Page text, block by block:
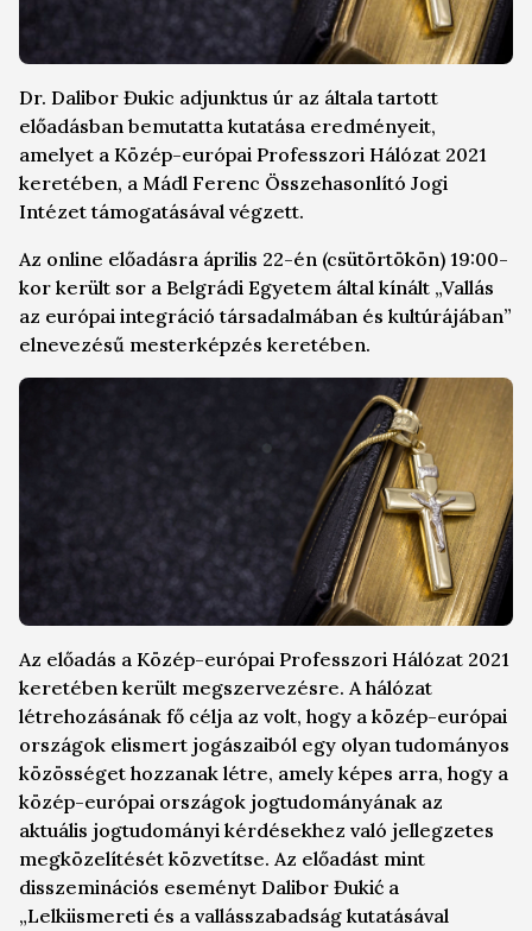
Dr. Dalibor Đukic adjunktus úr az általa tartott
előadásban bemutatta kutatása eredményeit,
amelyet a Közép-európai Professzori Hálózat 2021
keretében, a Mádl Ferenc Összehasonlító Jogi
Intézet támogatásával végzett.
Az online előadásra április 22-én (csütörtökön) 19:00-
kor került sor a Belgrádi Egyetem által kínált „Vallás
az európai integráció társadalmában és kultúrájában”
elnevezésű mesterképzés keretében.
Az előadás a Közép-európai Professzori Hálózat 2021
keretében került megszervezésre. A hálózat
létrehozásának fő célja az volt, hogy a közép-európai
országok elismert jogászaiból egy olyan tudományos
közösséget hozzanak létre, amely képes arra, hogy a
közép-európai országok jogtudományának az
aktuális jogtudományi kérdésekhez való jellegzetes
megközelítését közvetítse. Az előadást mint
disszeminációs eseményt Dalibor Đukić a
„Lelkiismereti és a vallásszabadság kutatásával